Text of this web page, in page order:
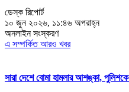
ডেস্ক রিপোর্ট
১০ জুন ২০২৬, ১১:৪৬ অপরাহ্ন
অনলাইন সংস্করণ
এ সম্পর্কিত আরও খবর
সারা দেশে বোমা হামলার আশঙ্কা, পুলিশকে